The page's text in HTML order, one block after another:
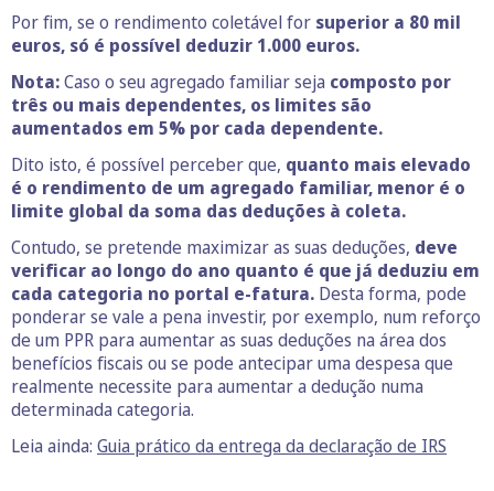
Por fim, se o rendimento coletável for superior a 80 mil
euros, só é possível deduzir 1.000 euros.
Nota:Caso o seu agregado familiar seja composto por
três ou mais dependentes, os limites são
aumentados em 5% por cada dependente.
Dito isto, é possível perceber que, quanto mais elevado
é o rendimento de um agregado familiar, menor é o
limite global da soma das deduções à coleta.
Contudo, se pretende maximizar as suas deduções, deve
verificar ao longo do ano quanto é que já deduziu em
cada categoria no portal e-fatura. Desta forma, pode
ponderar se vale a pena investir, por exemplo, num reforço
de um PPR para aumentar as suas deduções na área dos
benefícios fiscais ou se pode antecipar uma despesa que
realmente necessite para aumentar a dedução numa
determinada categoria.
Leia ainda: Guia prático da entrega da declaração de IRS